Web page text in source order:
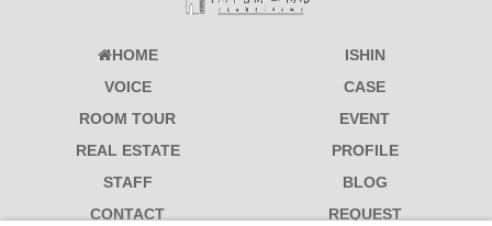
HOME
ISHIN
VOICE
CASE
ROOM TOUR
EVENT
REAL ESTATE
PROFILE
STAFF
BLOG
CONTACT
REQUEST